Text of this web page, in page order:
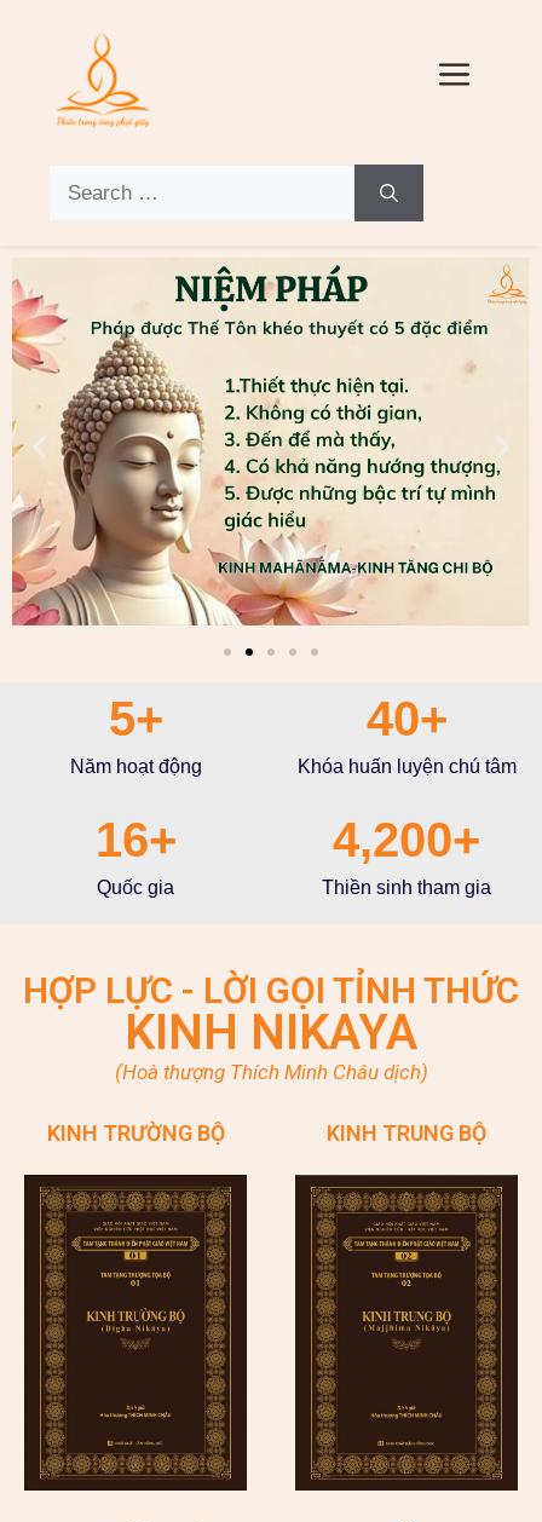
5+
Năm hoạt động
40+
Khóa huấn luyện chú tâm
16+
Quốc gia
4,200+
Thiền sinh tham gia
HỢP LỰC - LỜI GỌI TỈNH THỨC
KINH NIKAYA
(Hoà thượng Thích Minh Châu dịch)
KINH TRƯỜNG BỘ KINH TRUNG BỘ